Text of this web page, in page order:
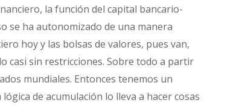
la función del capital bancario-
se ha autonomizado de una manera
hoy y las bolsas de valores, pues van,
casi sin restricciones. Sobre todo a partir
mundiales. Entonces tenemos un
de acumulación lo lleva a hacer cosas